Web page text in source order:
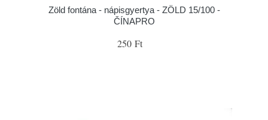
Zöld fontána - nápisgyertya - ZÖLD 15/100 -
ČÍNAPRO
250 Ft